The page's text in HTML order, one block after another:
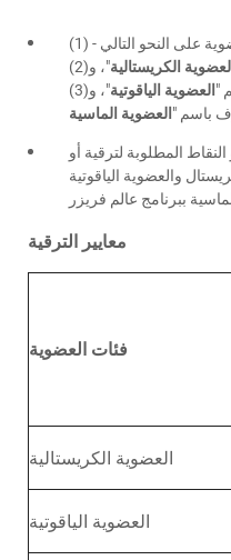
يقدم برنامج عالم فريزر ثلاث فئات عضوية على النحو التالي - (1)
الكريستالية
"، و(2)
"العضوية الياقوتية
"، و(3)
باسم "العضوية الماسية
المطلوبة لترقية أو
والعضوية الياقوتية
معايير الترقية
فئات العضوية
العضوية الكريستالية
العضوية الياقوتية